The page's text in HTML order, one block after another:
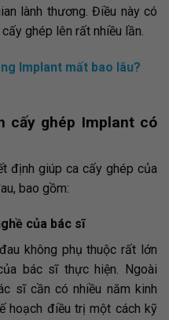
lành thương. Điều này có
ghép lên rất nhiều lần.
Implant mất bao lâu?
cấy ghép Implant có
định giúp ca cấy ghép của
bao gồm:
của bác sĩ
không phụ thuộc rất lớn
bác sĩ thực hiện. Ngoài
sĩ cần có nhiều năm kinh
hoạch điều trị một cách kỹ